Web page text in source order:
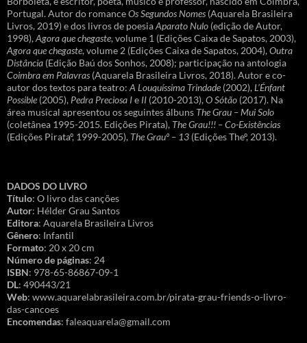
Portugal. Autor do romanceOs Segundos Nomes (Aquarela Brasileira
Livros, 2019) e dos livros de poesiaAparato Nulo (edição de Autor,
1998),Agora que chegaste, volume 1 (Edições Caixa de Sapatos, 2003),
Agora que chegaste, volume 2 (Edições Caixa de Sapatos, 2004),Outra
Distância (Edição Baú dos Sonhos, 2008); participação na antologia
Coimbra em Palavras (Aquarela Brasileira Livros, 2018). Autor e co-
autor dos textos para teatro:A Louquíssima Trindade (2002),L’Énfant
Possible (2005),Pedra Preciosa Ie II (2010-2013),O Sótão (2017). Na
área musical apresentou os seguintes álbuns The Grau – Mui Solo
(coletânea 1995-2015. Edições Pirata), The Grau!!! – Co-Existências
(Edições Pirataº, 1999-2005), The Grauº – 13 (Edições Theº, 2013).
DADOS DO LIVRO
Título: O livro das canções
Autor: Hélder Grau Santos
Editora: Aquarela Brasileira Livros
Gênero: Infantil
Formato: 20 x 20 cm
Número de páginas: 24
ISBN: 978-65-86867-09-1
DL: 490443/21
Web: www.aquarelabrasileira.com.br/pirata-grau-friends-o-livro-
das-cancoes
Encomendas: faleaquarela@gmail.com